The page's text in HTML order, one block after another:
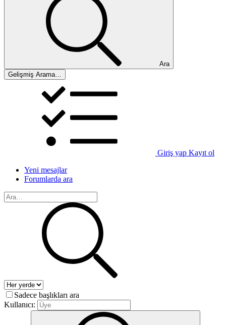
Ara
Gelişmiş Arama…
Giriş yap Kayıt ol
Yeni mesajlar
Forumlarda ara
Sadece başlıkları ara
Kullanıcı: